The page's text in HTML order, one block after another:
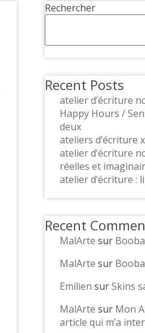
Rechercher
Recent Posts
atelier d’écriture
Happy Hours /
deux
ateliers d’écriture
atelier d’écriture
réelles et
atelier d’écriture :
Recent
MalArte sur
MalArte sur
Emilien surSkins
MalArte sur Mon
article qui m’a